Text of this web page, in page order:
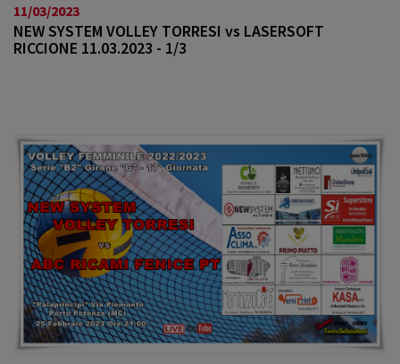
11/03/2023
NEW SYSTEM VOLLEY TORRESI vs LASERSOFT
RICCIONE 11.03.2023 - 1/3